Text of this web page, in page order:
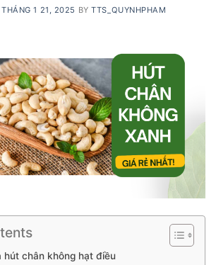
THÁNG 1 21, 2025 BYTTS_QUYNHPHAM
hút chân không hạt điều